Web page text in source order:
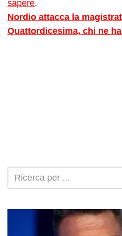
sapere.
Nordio attacca la
Quattordicesima, chi ne